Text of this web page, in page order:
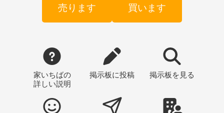
売ります 買います
家いちばの
詳しい説明
掲示板に投稿 掲示板 を見る